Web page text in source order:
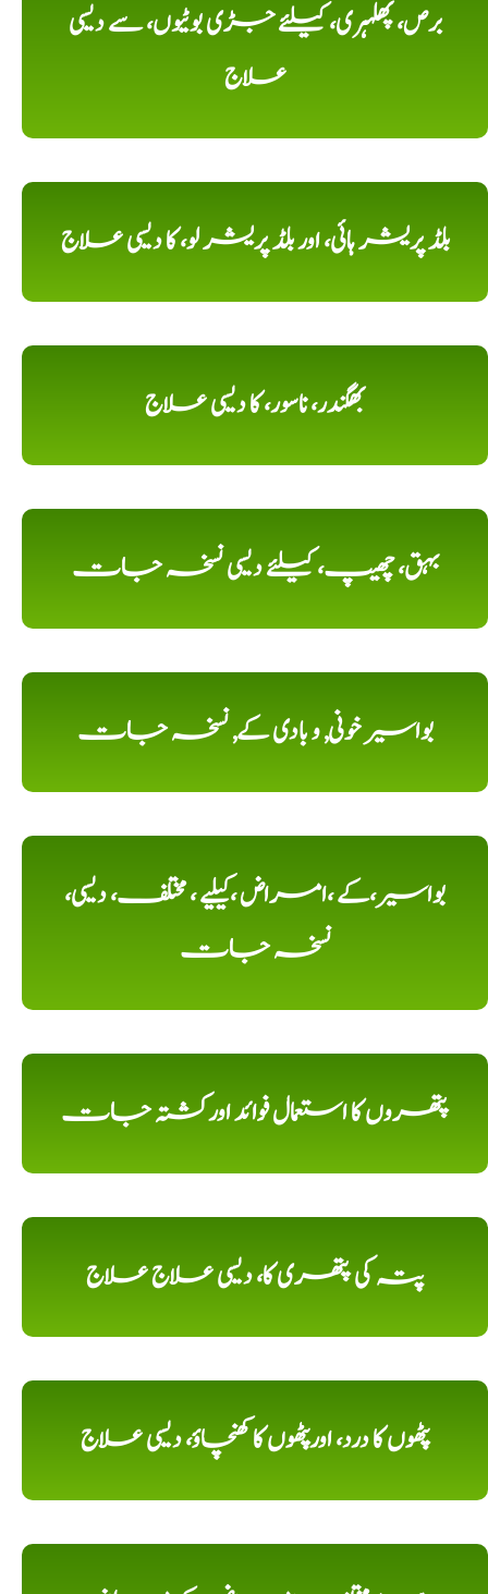
برص، پھلہری، کیلئے جڑی بوٹیوں، سے دیسی
علاج
بلڈ پریشر ہائی، اور بلڈ پریشر لو، کا دیسی علاج
بھگندر، ناسور، کا دیسی علاج
بہق، چھیپ، کیلئے دیسی نسخہ جات
بواسیر خونی, و بادی کے, نسخہ جات
بواسیر،کے ،امراض ،کیلیے ، مختلف، دیسی،
نسخہ جات
پتھروں کا استعمال فوائد اورکشتہ جات
پتہ کی پتھری کا، دیسی علاج علاج
پٹھوں کا درد، اورپٹھوں کا کھنچاؤ، دیسی علاج